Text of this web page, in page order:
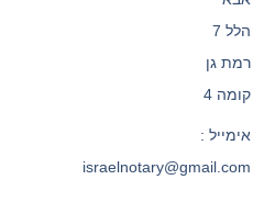
הלל 7
רמת גן
קומה 4
אימייל :
israelnotary@gmail.com